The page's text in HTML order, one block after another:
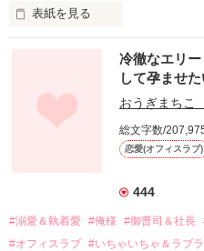
表紙を見る
幼なじみの哲平に淡い恋心を
しかし、ある出来事をきっか
関係修復もできないまま、美
引っ越すことになり、哲平と
それから約十二年後。
過去の傷から、二度と会いた
運命のような再会を果たす。
冷徹なエリ
して孕ませ
おうぎまちこ
総文字数/
恋愛(オフィスラブ)
444
#溺愛＆執着愛 #俺様 #御曹司＆社長
#オフィスラブ #いちゃいちゃ＆ラブ